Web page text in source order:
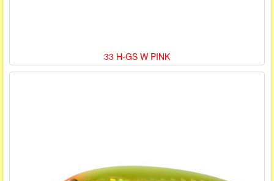
33 H-GS W PINK